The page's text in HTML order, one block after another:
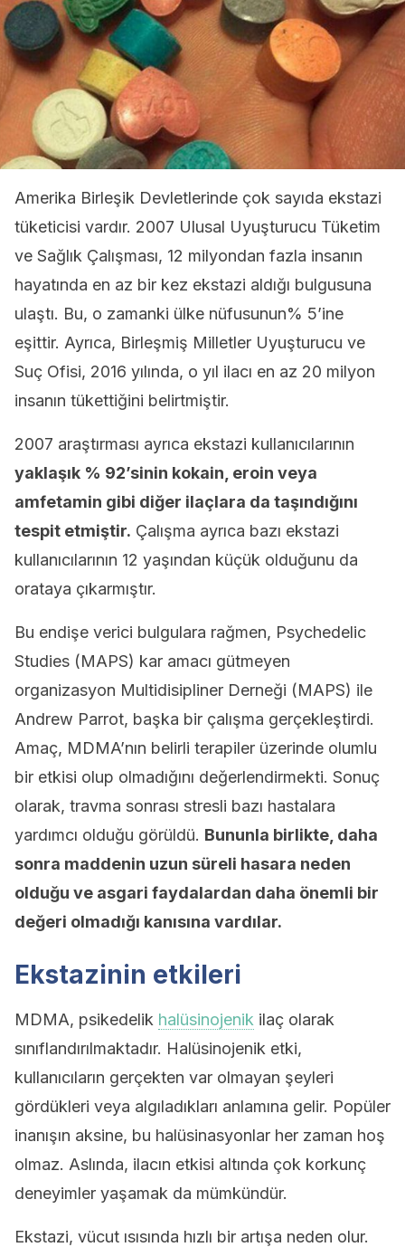
Amerika Birleşik Devletlerinde çok sayıda ekstazi
tüketicisi vardır. 2007 Ulusal Uyuşturucu Tüketim
ve Sağlık Çalışması, 12 milyondan fazla insanın
hayatında en az bir kez ekstazi aldığı bulgusuna
ulaştı. Bu, o zamanki ülke nüfusunun% 5’ine
eşittir. Ayrıca, Birleşmiş Milletler Uyuşturucu ve
Suç Ofisi, 2016 yılında, o yıl ilacı en az 20 milyon
insanın tükettiğini belirtmiştir.
2007 araştırması ayrıca ekstazi kullanıcılarının
yaklaşık % 92’sinin kokain, eroin veya
amfetamin gibi diğer ilaçlara da taşındığını
tespit etmiştir. Çalışma ayrıca bazı ekstazi
kullanıcılarının 12 yaşından küçük olduğunu da
orataya çıkarmıştır.
Bu endişe verici bulgulara rağmen, Psychedelic
Studies (MAPS) kar amacı gütmeyen
organizasyon Multidisipliner Derneği (MAPS) ile
Andrew Parrot, başka bir çalışma gerçekleştirdi.
Amaç, MDMA’nın belirli terapiler üzerinde olumlu
bir etkisi olup olmadığını değerlendirmekti. Sonuç
olarak, travma sonrası stresli bazı hastalara
yardımcı olduğu görüldü. Bununla birlikte, daha
sonra maddenin uzun süreli hasara neden
olduğu ve asgari faydalardan daha önemli bir
değeri olmadığı kanısına vardılar.
Ekstazinin etkileri
MDMA, psikedelik halüsinojenik ilaç olarak
sınıflandırılmaktadır. Halüsinojenik etki,
kullanıcıların gerçekten var olmayan şeyleri
gördükleri veya algıladıkları anlamına gelir. Popüler
inanışın aksine, bu halüsinasyonlar her zaman hoş
olmaz. Aslında, ilacın etkisi altında çok korkunç
deneyimler yaşamak da mümkündür.
Ekstazi, vücut ısısında hızlı bir artışa neden olur.